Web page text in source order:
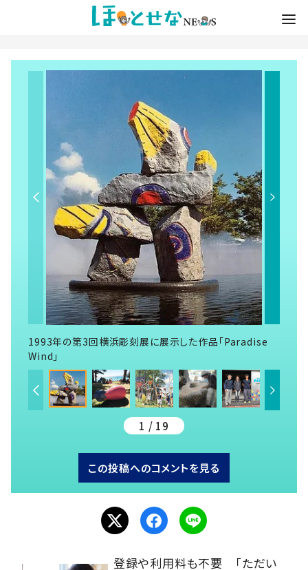
1993年の第3回横浜彫刻展に展示した作品「Paradise
Wind」
1 / 19
この投稿へのコメントを見る
登録や利用料も不要 「ただい